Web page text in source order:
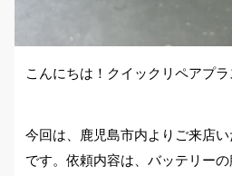
こんにちは！クイックリペアプ
今回は、鹿児島市内よりご来店
です。依頼内容は、バッテリー